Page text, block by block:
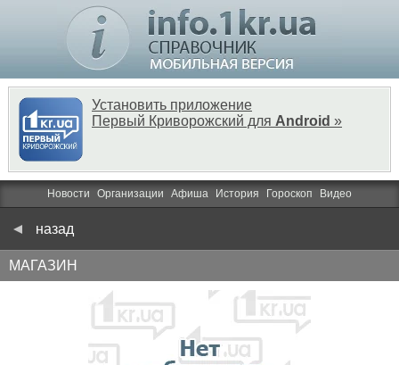
Установить приложение
Первый Криворожский для Android »
Новости Организации Афиша История Гороскоп Видео
назад
МАГАЗИН